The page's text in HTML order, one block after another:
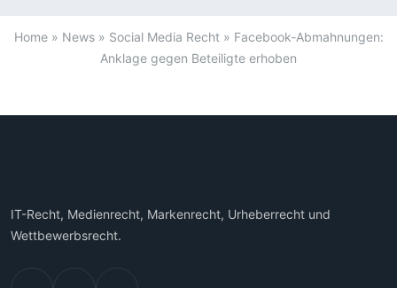
Home» News» Social Media Recht» Facebook-Abmahnungen:
Anklage gegen Beteiligte erhoben
IT-Recht, Medienrecht, Markenrecht, Urheberrecht und
Wettbewerbsrecht.